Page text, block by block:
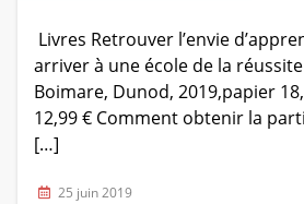
Livres Retrouver l’envie
arriver à une école de la
Boimare, Dunod, 2019,papier
12,99 € Comment obtenir la
[…]
25 juin 2019